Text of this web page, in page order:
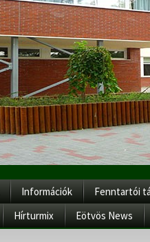
Információk
Fenntartói
Hírturmix Eötvös News